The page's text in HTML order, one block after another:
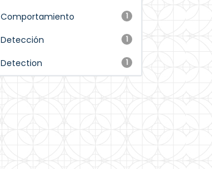
1
Comportamiento
1
Detección
1
Detection